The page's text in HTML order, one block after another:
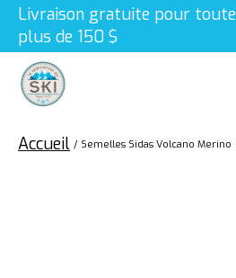
Livraison gratuite pour toute
plus de 150 $
Accueil / Semelles Sidas Volcano Merino